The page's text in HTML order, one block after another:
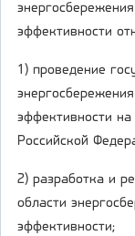
эффективности
1) проведение
эффективности
Российской
2) разработка и
области
эффективности;